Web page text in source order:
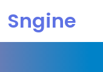
Sngine